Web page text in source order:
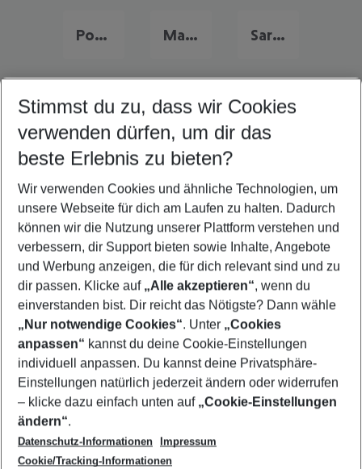
Portugal Frühbucher Angebote Malta Flug & Hotel Sardinien Flug & Hotel
Quicklinks
Flug & Hotel Magalluf
Last Minute Magalluf
Pauschalreisen Magalluf
Familienurlaub Magalluf
Urlaub Magalluf
Footer
Footer navigation
Über uns
AGB
Bestpreisgarantie
Cookie-Einstellungen ändern
Agenturbetreuung
Barrierefreies Reisen
Folge uns
Stimmst du zu, dass wir Cookies
verwenden dürfen, um dir das
beste Erlebnis zu bieten?
Wir verwenden Cookies und ähnliche Technologien, um
unsere Webseite für dich am Laufen zu halten. Dadurch
können wir die Nutzung unserer Plattform verstehen und
verbessern, dir Support bieten sowie Inhalte, Angebote
und Werbung anzeigen, die für dich relevant sind und zu
dir passen. Klicke auf „Alle akzeptieren“, wenn du
einverstanden bist. Dir reicht das Nötigste? Dann wähle
„Nur notwendige Cookies“. Unter „Cookies
anpassen“ kannst du deine Cookie-Einstellungen
individuell anpassen. Du kannst deine Privatsphäre-
Einstellungen natürlich jederzeit ändern oder widerrufen
– klicke dazu einfach unten auf „Cookie-Einstellungen
ändern“.
Datenschutz-Informationen
Impressum
Cookie/Tracking-Informationen